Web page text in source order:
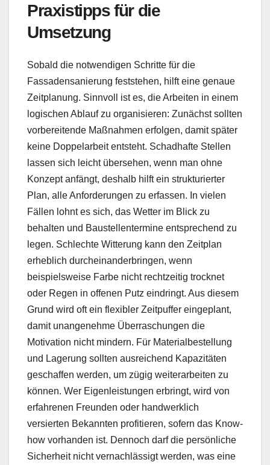
Praxistipps für die
Umsetzung
Sobald die notwendigen Schritte für die
Fassadensanierung feststehen, hilft eine genaue
Zeitplanung. Sinnvoll ist es, die Arbeiten in einem
logischen Ablauf zu organisieren: Zunächst sollten
vorbereitende Maßnahmen erfolgen, damit später
keine Doppelarbeit entsteht. Schadhafte Stellen
lassen sich leicht übersehen, wenn man ohne
Konzept anfängt, deshalb hilft ein strukturierter
Plan, alle Anforderungen zu erfassen. In vielen
Fällen lohnt es sich, das Wetter im Blick zu
behalten und Baustellentermine entsprechend zu
legen. Schlechte Witterung kann den Zeitplan
erheblich durcheinanderbringen, wenn
beispielsweise Farbe nicht rechtzeitig trocknet
oder Regen in offenen Putz eindringt. Aus diesem
Grund wird oft ein flexibler Zeitpuffer eingeplant,
damit unangenehme Überraschungen die
Motivation nicht mindern. Für Materialbestellung
und Lagerung sollten ausreichend Kapazitäten
geschaffen werden, um zügig weiterarbeiten zu
können. Wer Eigenleistungen erbringt, wird von
erfahrenen Freunden oder handwerklich
versierten Bekannten profitieren, sofern das Know-
how vorhanden ist. Dennoch darf die persönliche
Sicherheit nicht vernachlässigt werden, was eine